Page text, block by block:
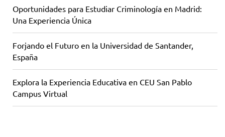
Oportunidades para Estudiar Criminología en Madrid:
Una Experiencia Única
Forjando el Futuro en la Universidad de Santander,
España
Explora la Experiencia Educativa en CEU San Pablo
Campus Virtual